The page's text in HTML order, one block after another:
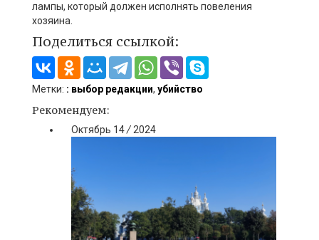
лампы, который должен исполнять повеления
хозяина.
Поделиться ссылкой:
Метки: : выбор редакции, убийство
Рекомендуем:
Октябрь 14/2024